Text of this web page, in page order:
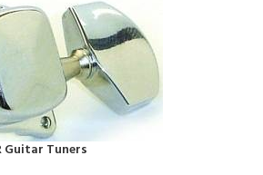
Guitar Tuners